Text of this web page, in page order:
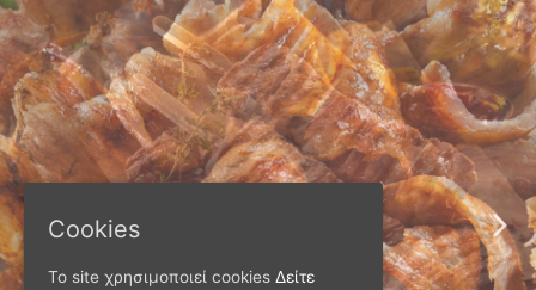
ΠΑΝΩ ΑΠΟ 40 ΧΡΟΝΙΑ
Παράγουμε προϊόντα
Cookies
Το site χρησιμοποιεί cookies Δείτε